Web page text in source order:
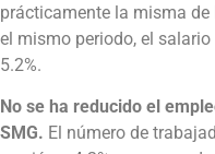
prácticamente la misma de
el mismo periodo, el
5.2%.
No se ha reducido el
SMG. El número de